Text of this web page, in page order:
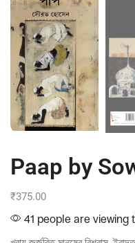
Paap by
₹375.00
41 people are